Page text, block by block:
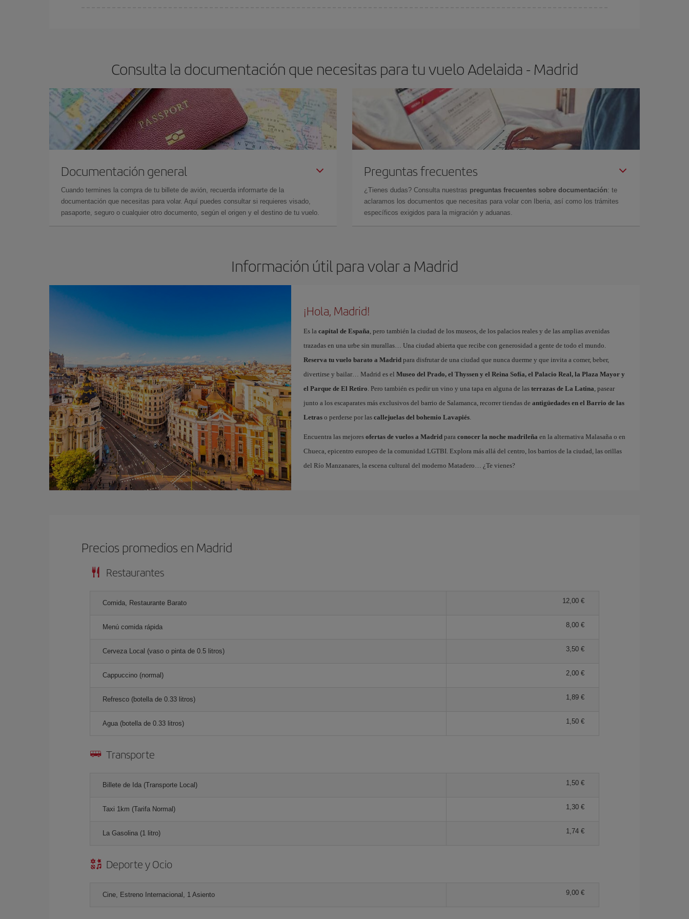
Consulta la documentación que necesitas para tu vuelo Adelaida - Madrid
Documentación general
Cuando termines la compra de tu billete de avión, recuerda informarte de la
documentación que necesitas para volar. Aquí puedes consultar si requieres visado,
pasaporte, seguro o cualquier otro documento, según el origen y el destino de tu vuelo.
Preguntas frecuentes
¿Tienes dudas? Consulta nuestras preguntas frecuentes sobre documentación: te
aclaramos los documentos que necesitas para volar con Iberia, así como los trámites
específicos exigidos para la migración y aduanas.
Información útil para volar a Madrid
¡Hola, Madrid!
Es la capital de España, pero también la ciudad de los museos, de los palacios reales y de las amplias avenidas
trazadas en una urbe sin murallas… Una ciudad abierta que recibe con generosidad a gente de todo el mundo.
Reserva tu vuelo barato a Madridpara disfrutar de una ciudad que nunca duerme y que invita a comer, beber,
divertirse y bailar… Madrid es el Museo del Prado, el Thyssen y el Reina Sofía, el Palacio Real, la Plaza Mayor y
el Parque de El Retiro. Pero también es pedir un vino y una tapa en alguna de las terrazas de La Latina, pasear
junto a los escaparates más exclusivos del barrio de Salamanca, recorrer tiendas de antigüedades en el Barrio de las
Letraso perderse por las callejuelas del bohemio Lavapiés.
Encuentra las mejores ofertas de vuelos a Madridpara conocer la noche madrileña en la alternativa Malasaña o en
Chueca, epicentro europeo de la comunidad LGTBI. Explora más allá del centro, los barrios de la ciudad, las orillas
del Río Manzanares, la escena cultural del moderno Matadero… ¿Te vienes?
Precios promedios en Madrid
Restaurantes
Comida, Restaurante Barato 12,00 €
Menú comida rápida 8,00 €
Cerveza Local (vaso o pinta de 0.5 litros) 3,50 €
Cappuccino (normal) 2,00 €
Refresco (botella de 0.33 litros) 1,89 €
Agua (botella de 0.33 litros) 1,50 €
Transporte
Billete de Ida (Transporte Local) 1,50 €
Taxi 1km (Tarifa Normal) 1,30 €
La Gasolina (1 litro) 1,74 €
Deporte y Ocio
Cine, Estreno Internacional, 1 Asiento 9,00 €